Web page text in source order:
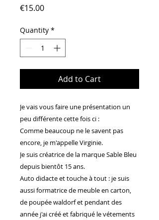
€15.00Price
Quantity *
Add to Cart
Je vais vous faire une présentation un
peu différente cette fois ci :
Comme beaucoup ne le savent pas
encore, je m'appelle Virginie.
Je suis créatrice de la marque Sable Bleu
depuis bientôt 15 ans.
Auto didacte et touche à tout : je suis
aussi formatrice de meuble en carton,
de poupée waldorf et pendant des
année j'ai créé et fabriqué le vétements